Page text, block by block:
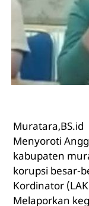
Muratara,BS.id
Menyoroti
kabupaten
korupsi besar-
Kordinator
Melaporkan